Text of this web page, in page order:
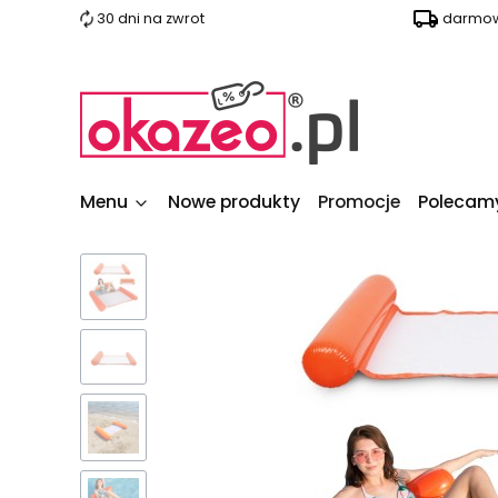
30 dni na zwrot
Menu Nowe produkty Promocje